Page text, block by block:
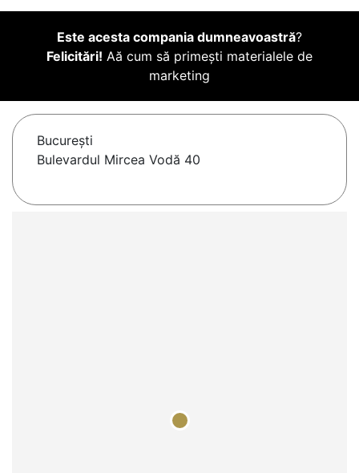
Este acesta compania dumneavoastră?
Felicitări! Aă cum să primești materialele de
marketing
Bucureşti
Bulevardul Mircea Vodă 40